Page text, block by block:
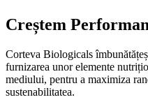
Creștem
Corteva Biologicals
furnizarea unor elemente
mediului, pentru a maximiza
sustenabilitatea.